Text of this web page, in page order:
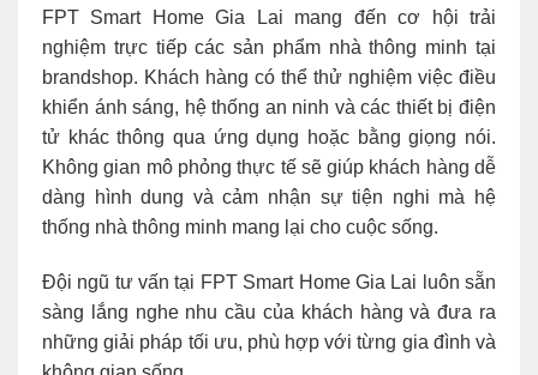
FPT Smart Home Gia Lai mang đến cơ hội trải
nghiệm trực tiếp các sản phẩm nhà thông minh tại
brandshop. Khách hàng có thể thử nghiệm việc điều
khiển ánh sáng, hệ thống an ninh và các thiết bị điện
tử khác thông qua ứng dụng hoặc bằng giọng nói.
Không gian mô phỏng thực tế sẽ giúp khách hàng dễ
dàng hình dung và cảm nhận sự tiện nghi mà hệ
thống nhà thông minh mang lại cho cuộc sống.
Đội ngũ tư vấn tại FPT Smart Home Gia Lai luôn sẵn
sàng lắng nghe nhu cầu của khách hàng và đưa ra
những giải pháp tối ưu, phù hợp với từng gia đình và